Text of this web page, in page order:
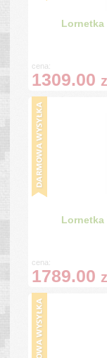
Lornetka
cena:
1309.00
Lornetka
cena:
1789.00